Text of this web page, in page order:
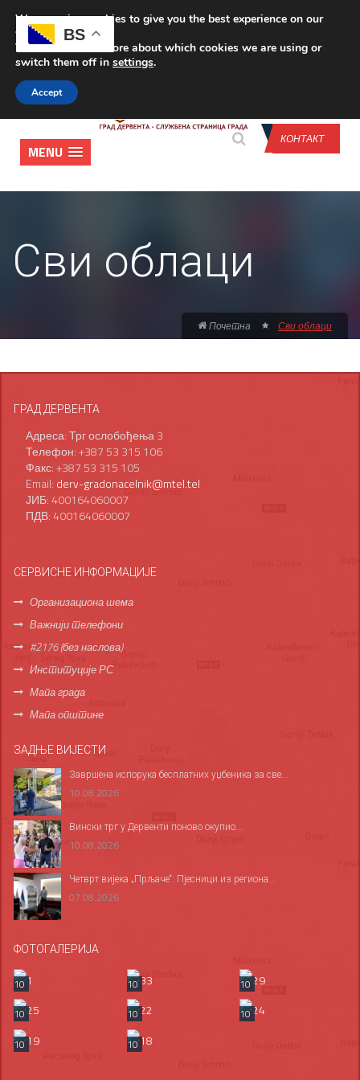
CONTACT US
КОНТАКТ
MENU
Сви облаци
Почетна Сви облаци
ГРАД ДЕРВЕНТА
Адреса: Трг ослобођења 3
Телефон: +387 53 315 106
Факс: +387 53 315 105
Email: derv-gradonacelnik@mtel.tel
ЈИБ: 400164060007
ПДВ: 400164060007
СЕРВИСНЕ ИНФОРМАЦИЈЕ
Организациона шема
Важнији телефони
#2176 (без наслова)
Институције РС
Мапа града
Мапа општине
ЗАДЊЕ ВИЈЕСТИ
Завршена испорука бесплатних уџбеника за све...
10.08.2026
Вински трг у Дервенти поново окупио...
10.08.2026
Четврт вијека „Прљаче“: Пјесници из региона...
07.08.2026
ФОТОГАЛЕРИЈА
10 10
10
10
10
10
10
10
BS
We are using cookies to give you the best experience on our
website.
You can find out more about which cookies we are using or
switch them off in settings.
Accept